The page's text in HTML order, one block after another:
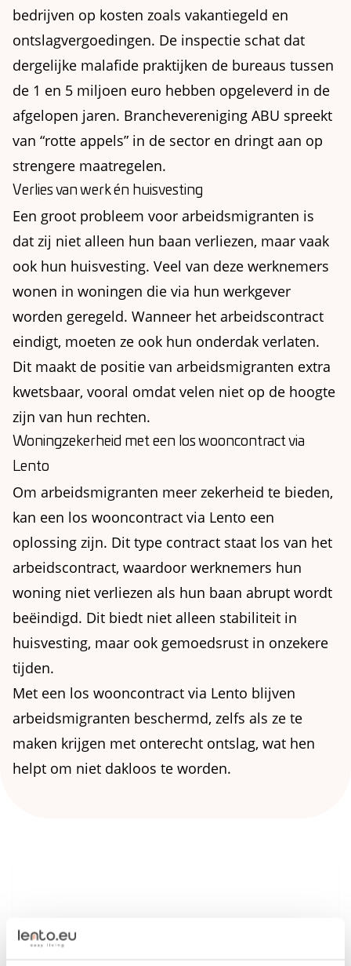
bedrijven op kosten zoals vakantiegeld en
ontslagvergoedingen. De inspectie schat dat
dergelijke malafide praktijken de bureaus tussen
de 1 en 5 miljoen euro hebben opgeleverd in de
afgelopen jaren. Branchevereniging ABU spreekt
van “rotte appels” in de sector en dringt aan op
strengere maatregelen.
Verlies van werk én huisvesting
Een groot probleem voor arbeidsmigranten is
dat zij niet alleen hun baan verliezen, maar vaak
ook hun huisvesting. Veel van deze werknemers
wonen in woningen die via hun werkgever
worden geregeld. Wanneer het arbeidscontract
eindigt, moeten ze ook hun onderdak verlaten.
Dit maakt de positie van arbeidsmigranten extra
kwetsbaar, vooral omdat velen niet op de hoogte
zijn van hun rechten.
Woningzekerheid met een los wooncontract via
Lento
Om arbeidsmigranten meer zekerheid te bieden,
kan een los wooncontract via Lento een
oplossing zijn. Dit type contract staat los van het
arbeidscontract, waardoor werknemers hun
woning niet verliezen als hun baan abrupt wordt
beëindigd. Dit biedt niet alleen stabiliteit in
huisvesting, maar ook gemoedsrust in onzekere
tijden.
Met een los wooncontract via Lento blijven
arbeidsmigranten beschermd, zelfs als ze te
maken krijgen met onterecht ontslag, wat hen
helpt om niet dakloos te worden.